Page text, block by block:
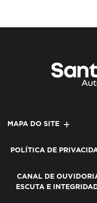
MAPA DO SITE
POLÍTICA DE
CANAL DE
ESCUTA E